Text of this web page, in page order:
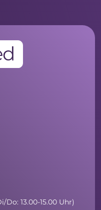
Do: 13.00-15.00 Uhr)